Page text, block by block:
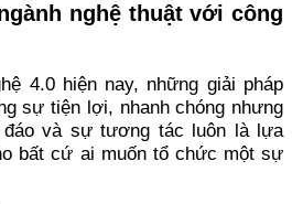
nghệ thuật với công
4.0 hiện nay, những giải pháp
sự tiện lợi, nhanh chóng nhưng
và sự tương tác luôn là lựa
bất cứ ai muốn tổ chức một sự